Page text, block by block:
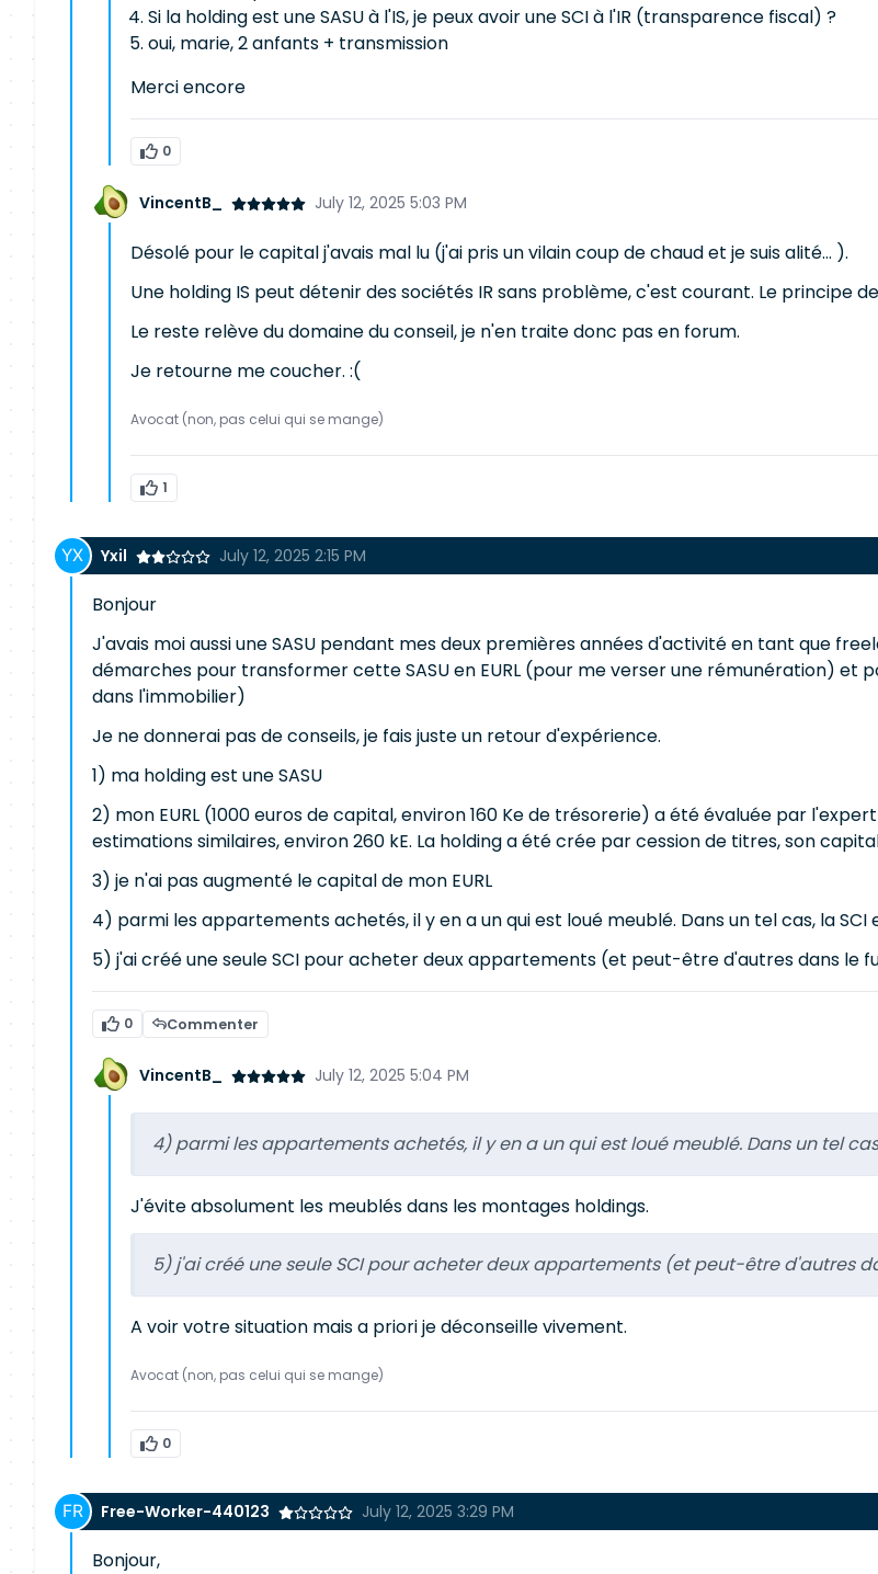
Si la holding est une SASU à l'IS, je peux avoir une SCI à l'IR (transparence fiscal) ?
oui, marie, 2 anfants + transmission
Merci encore
0
VincentB_ July 12, 2025 5:03 PM
Désolé pour le capital j'avais mal lu (j'ai pris un vilain coup de chaud et je suis alité... ).
Une holding IS peut détenir des sociétés IR sans problème, c'est courant. Le principe
Le reste relève du domaine du conseil, je n'en traite donc pas en forum.
Je retourne me coucher. :(
Avocat (non, pas celui qui se mange)
1
Yxil July 12, 2025 2:15 PM
Bonjour
J'avais moi aussi une SASU pendant mes deux premières années d'activité en tant que
démarches pour transformer cette SASU en EURL (pour me verser une rémunération) et
dans l'immobilier)
Je ne donnerai pas de conseils, je fais juste un retour d'expérience.
1) ma holding est une SASU
2) mon EURL (1000 euros de capital, environ 160 Ke de trésorerie) a été évaluée par
estimations similaires, environ 260 kE. La holding a été crée par cession de titres, son
3) je n'ai pas augmenté le capital de mon EURL
4) parmi les appartements achetés, il y en a un qui est loué meublé. Dans un tel cas, la SCI
5) j'ai créé une seule SCI pour acheter deux appartements (et peut-être d'autres dans le
0 Commenter
VincentB_ July 12, 2025 5:04 PM
4) parmi les appartements achetés, il y en a un qui est loué meublé. Dans un tel
J'évite absolument les meublés dans les montages holdings.
5) j'ai créé une seule SCI pour acheter deux appartements (et peut-être d'autres
A voir votre situation mais a priori je déconseille vivement.
Avocat (non, pas celui qui se mange)
0
Free-Worker-440123 July 12, 2025 3:29 PM
Bonjour,